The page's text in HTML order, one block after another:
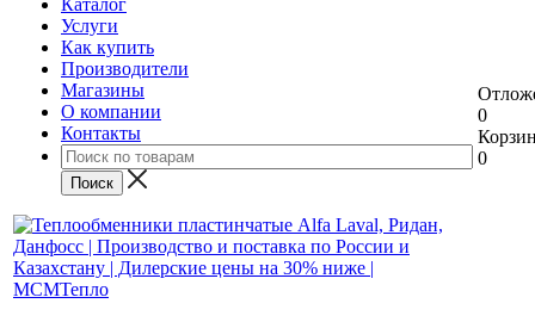
Каталог
Услуги
Как купить
Производители
Магазины
О компании
Контакты
0
0